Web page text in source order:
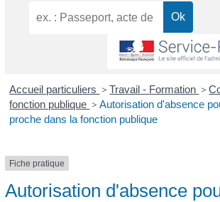
Accueil particuliers > Travail - Formation >
fonction publique > Autorisation d'absence
proche dans la fonction publique
Fiche pratique
Autorisation d'absence